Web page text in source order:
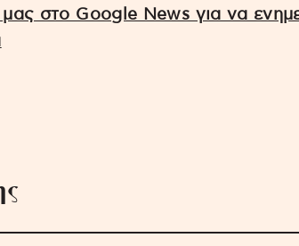
στο Google News για να